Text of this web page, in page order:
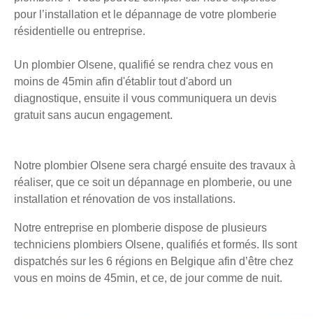
pour l’installation et le dépannage de votre plomberie
résidentielle ou entreprise.
Un plombier Olsene, qualifié se rendra chez vous en
moins de 45min afin d'établir tout d'abord un
diagnostique, ensuite il vous communiquera un devis
gratuit sans aucun engagement.
Notre plombier Olsene sera chargé ensuite des travaux à
réaliser, que ce soit un dépannage en plomberie, ou une
installation et rénovation de vos installations.
Notre entreprise en plomberie dispose de plusieurs
techniciens plombiers Olsene, qualifiés et formés. Ils sont
dispatchés sur les 6 régions en Belgique afin d’être chez
vous en moins de 45min, et ce, de jour comme de nuit.